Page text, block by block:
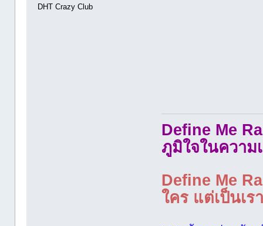
DHT Crazy Club
Define Me
ภูมิใจในความ
Define Me
ใคร แต่เป็นเ